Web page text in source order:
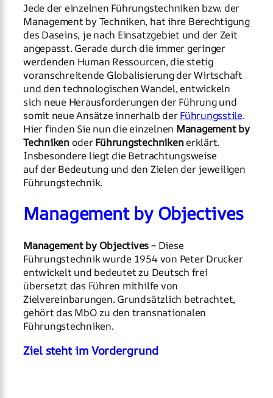
Jede der einzelnen Führungstechniken bzw. der
Management by Techniken, hat ihre Berechtigung
des Daseins, je nach Einsatzgebiet und der Zeit
angepasst. Gerade durch die immer geringer
werdenden Human Ressourcen, die stetig
voranschreitende Globalisierung der Wirtschaft
und den technologischen Wandel, entwickeln
sich neue Herausforderungen der Führung und
somit neue Ansätze innerhalb derFührungsstile.
Hier finden Sie nun die einzelnen Management by
TechnikenoderFührungstechnikenerklärt.
Insbesondere liegt die Betrachtungsweise
auf der Bedeutung und den Zielen der jeweiligen
Führungstechnik.
Management by Objectives
Management by Objectives– Diese
Führungstechnik wurde 1954 von Peter Drucker
entwickelt und bedeutet zu Deutsch frei
übersetzt das Führen mithilfe von
Zielvereinbarungen. Grundsätzlich betrachtet,
gehört das MbO zu den transnationalen
Führungstechniken.
Ziel steht im Vordergrund